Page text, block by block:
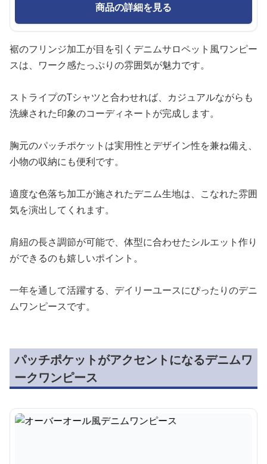
商品の詳細を見る
裾のフリンジ加工が目を引くデニムサロペット風ワンピー
スは、ワーク感たっぷりの雰囲気が魅力です。
ストライプのTシャツと合わせれば、カジュアルながらも
洗練された印象のコーディネートが完成します。
胸元のパッチポケットは実用性とデザイン性を兼ね備え、
小物の収納にも便利です。
適度な色落ち加工が施されたデニム生地は、こなれた雰囲
気を演出してくれます。
肩紐の長さ調節が可能で、体型に合わせたシルエット作り
ができるのも嬉しいポイント。
一年を通して活躍する、デイリーユースにぴったりのデニ
ムワンピースです。
パッチポケットがアクセントになるデニムワ
ークワンピース